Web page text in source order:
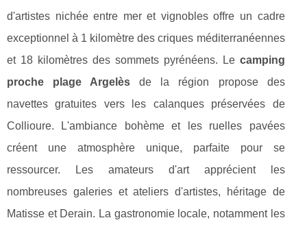
d'artistes nichée entre mer et vignobles offre un cadre
exceptionnel à 1 kilomètre des criques méditerranéennes
et 18 kilomètres des sommets pyrénéens. Le camping
proche plage Argelès de la région propose des
navettes gratuites vers les calanques préservées de
Collioure. L'ambiance bohème et les ruelles pavées
créent une atmosphère unique, parfaite pour se
ressourcer. Les amateurs d'art apprécient les
nombreuses galeries et ateliers d'artistes, héritage de
Matisse et Derain. La gastronomie locale, notamment les